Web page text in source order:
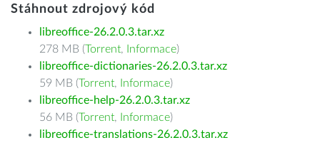
Stáhnout zdrojový kód
libreoffice-26.2.0.3.tar.xz
278 MB (Torrent, Informace)
libreoffice-dictionaries-26.2.0.3.tar.xz
59 MB (Torrent, Informace)
libreoffice-help-26.2.0.3.tar.xz
56 MB (Torrent, Informace)
libreoffice-translations-26.2.0.3.tar.xz